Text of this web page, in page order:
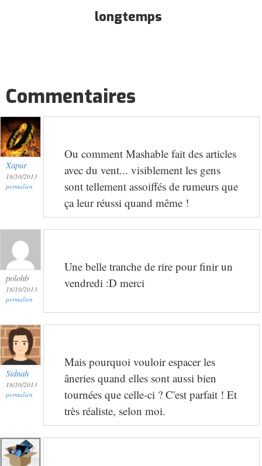
longtemps
Commentaires
Xapur
18/10/2013
permalien
Ou comment Mashable fait des articles
avec du vent... visiblement les gens
sont tellement assoiffés de rumeurs que
ça leur réussi quand même !
polohb
18/10/2013
permalien
Une belle tranche de rire pour finir un
vendredi :D merci
Sidnah
18/10/2013
permalien
Mais pourquoi vouloir espacer les
âneries quand elles sont aussi bien
tournées que celle-ci ? C'est parfait ! Et
très réaliste, selon moi.